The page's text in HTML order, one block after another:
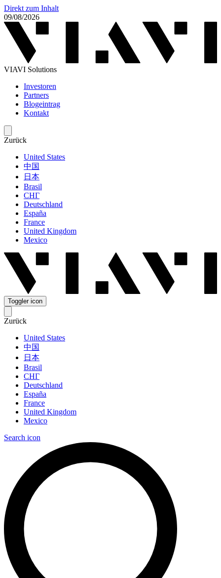
Direkt zum Inhalt
09/08/2026
VIAVI Solutions
Investoren
Partners
Blogeintrag
Kontakt
Zurück
United States
中国
日本
Brasil
СНГ
Deutschland
España
France
United Kingdom
Mexico
Toggler icon
Zurück
United States
中国
日本
Brasil
СНГ
Deutschland
España
France
United Kingdom
Mexico
Search icon